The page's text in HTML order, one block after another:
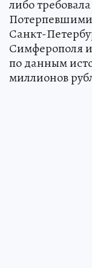
либо
Санкт-
Симферополя
по данным
миллионов